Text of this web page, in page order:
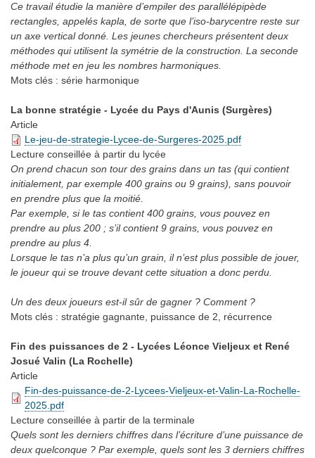
Ce travail étudie la manière d’empiler des parallélépipède
rectangles, appelés kapla, de sorte que l’iso-barycentre reste sur
un axe vertical donné. Les jeunes chercheurs présentent deux
méthodes qui utilisent la symétrie de la construction. La seconde
méthode met en jeu les nombres harmoniques.
Mots clés : série harmonique
La bonne stratégie - Lycée du Pays d'Aunis (Surgères)
Article
Le-jeu-de-strategie-Lycee-de-Surgeres-2025.pdf
Lecture conseillée à partir du lycée
On prend chacun son tour des grains dans un tas (qui contient
initialement, par exemple 400 grains ou 9 grains), sans pouvoir
en prendre plus que la moitié.
Par exemple, si le tas contient 400 grains, vous pouvez en
prendre au plus 200 ; s’il contient 9 grains, vous pouvez en
prendre au plus 4.
Lorsque le tas n’a plus qu’un grain, il n’est plus possible de jouer,
le joueur qui se trouve devant cette situation a donc perdu.
Un des deux joueurs est-il sûr de gagner ? Comment ?
Mots clés : stratégie gagnante, puissance de 2, récurrence
Fin des puissances de 2 - Lycées Léonce Vieljeux et René
Josué Valin (La Rochelle)
Article
Fin-des-puissance-de-2-Lycees-Vieljeux-et-Valin-La-Rochelle-
2025.pdf
Lecture conseillée à partir de la terminale
Quels sont les derniers chiffres dans l’écriture d’une puissance de
deux quelconque ? Par exemple, quels sont les 3 derniers chiffres